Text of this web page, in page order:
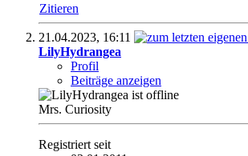
Zitieren
21.04.2023, 16:11
LilyHydrangea
Profil
Beiträge anzeigen
Mrs. Curiosity
Registriert seit